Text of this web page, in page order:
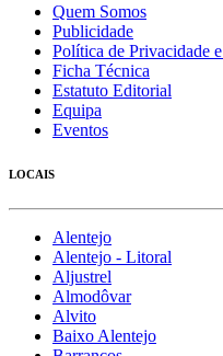
Quem Somos
Publicidade
Política de Privacidade
Ficha Técnica
Estatuto Editorial
Equipa
Eventos
LOCAIS
Alentejo
Alentejo - Litoral
Aljustrel
Almodôvar
Alvito
Baixo Alentejo